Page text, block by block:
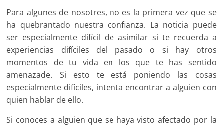
Para algunes de nosotres, no es la primera vez que se
ha quebrantado nuestra confianza. La noticia puede
ser especialmente difícil de asimilar si te recuerda a
experiencias difíciles del pasado o si hay otros
momentos de tu vida en los que te has sentido
amenazade. Si esto te está poniendo las cosas
especialmente difíciles, intenta encontrar a alguien con
quien hablar de ello.
Si conoces a alguien que se haya visto afectado por la